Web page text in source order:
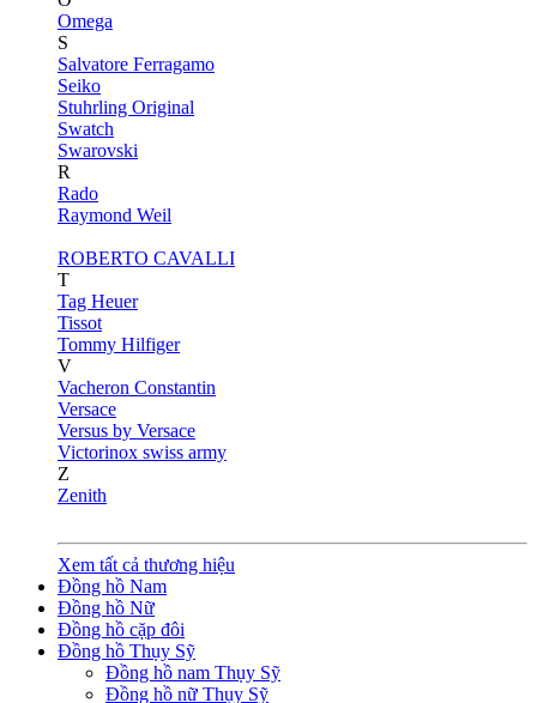
Omega
S
Salvatore Ferragamo
Seiko
Stuhrling Original
Swatch
Swarovski
R
Rado
Raymond Weil
ROBERTO CAVALLI
T
Tag Heuer
Tissot
Tommy Hilfiger
V
Vacheron Constantin
Versace
Versus by Versace
Victorinox swiss army
Z
Zenith
Xem tất cả thương hiệu
Đồng hồ Nam
Đồng hồ Nữ
Đồng hồ cặp đôi
Đồng hồ Thụy Sỹ
Đồng hồ nam Thụy Sỹ
Đồng hồ nữ Thụy Sỹ